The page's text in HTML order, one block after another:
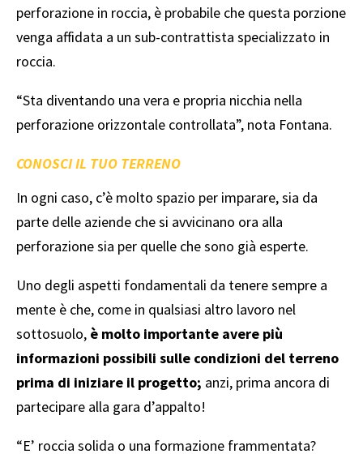
perforazione in roccia, è probabile che questa porzione
venga affidata a un sub-contrattista specializzato in
roccia.
“Sta diventando una vera e propria nicchia nella
perforazione orizzontale controllata”, nota Fontana.
CONOSCI IL TUO TERRENO
In ogni caso, c’è molto spazio per imparare, sia da
parte delle aziende che si avvicinano ora alla
perforazione sia per quelle che sono già esperte.
Uno degli aspetti fondamentali da tenere sempre a
mente è che, come in qualsiasi altro lavoro nel
sottosuolo, è molto importante avere più
informazioni possibili sulle condizioni del terreno
prima di iniziare il progetto; anzi, prima ancora di
partecipare alla gara d’appalto!
“E’ roccia solida o una formazione frammentata?